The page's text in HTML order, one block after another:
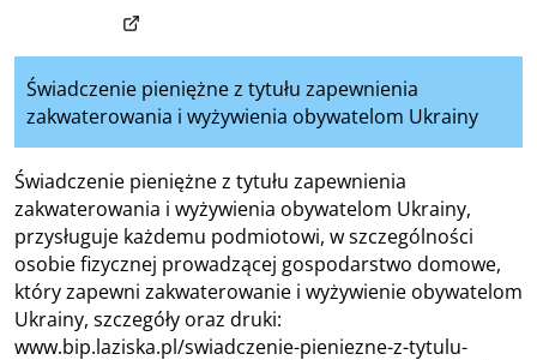
(otwiera w nowym oknie)
Świadczenie pieniężne z tytułu zapewnienia
zakwaterowania i wyżywienia obywatelom Ukrainy
Świadczenie pieniężne z tytułu zapewnienia
zakwaterowania i wyżywienia obywatelom Ukrainy,
przysługuje każdemu podmiotowi, w szczególności
osobie fizycznej prowadzącej gospodarstwo domowe,
który zapewni zakwaterowanie i wyżywienie obywatelom
Ukrainy, szczegóły oraz druki:
www.bip.laziska.pl/swiadczenie-pieniezne-z-tytulu-